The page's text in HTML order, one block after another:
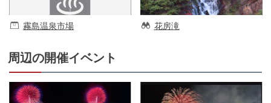
霧島温泉市場 花房滝
周辺の開催イベント